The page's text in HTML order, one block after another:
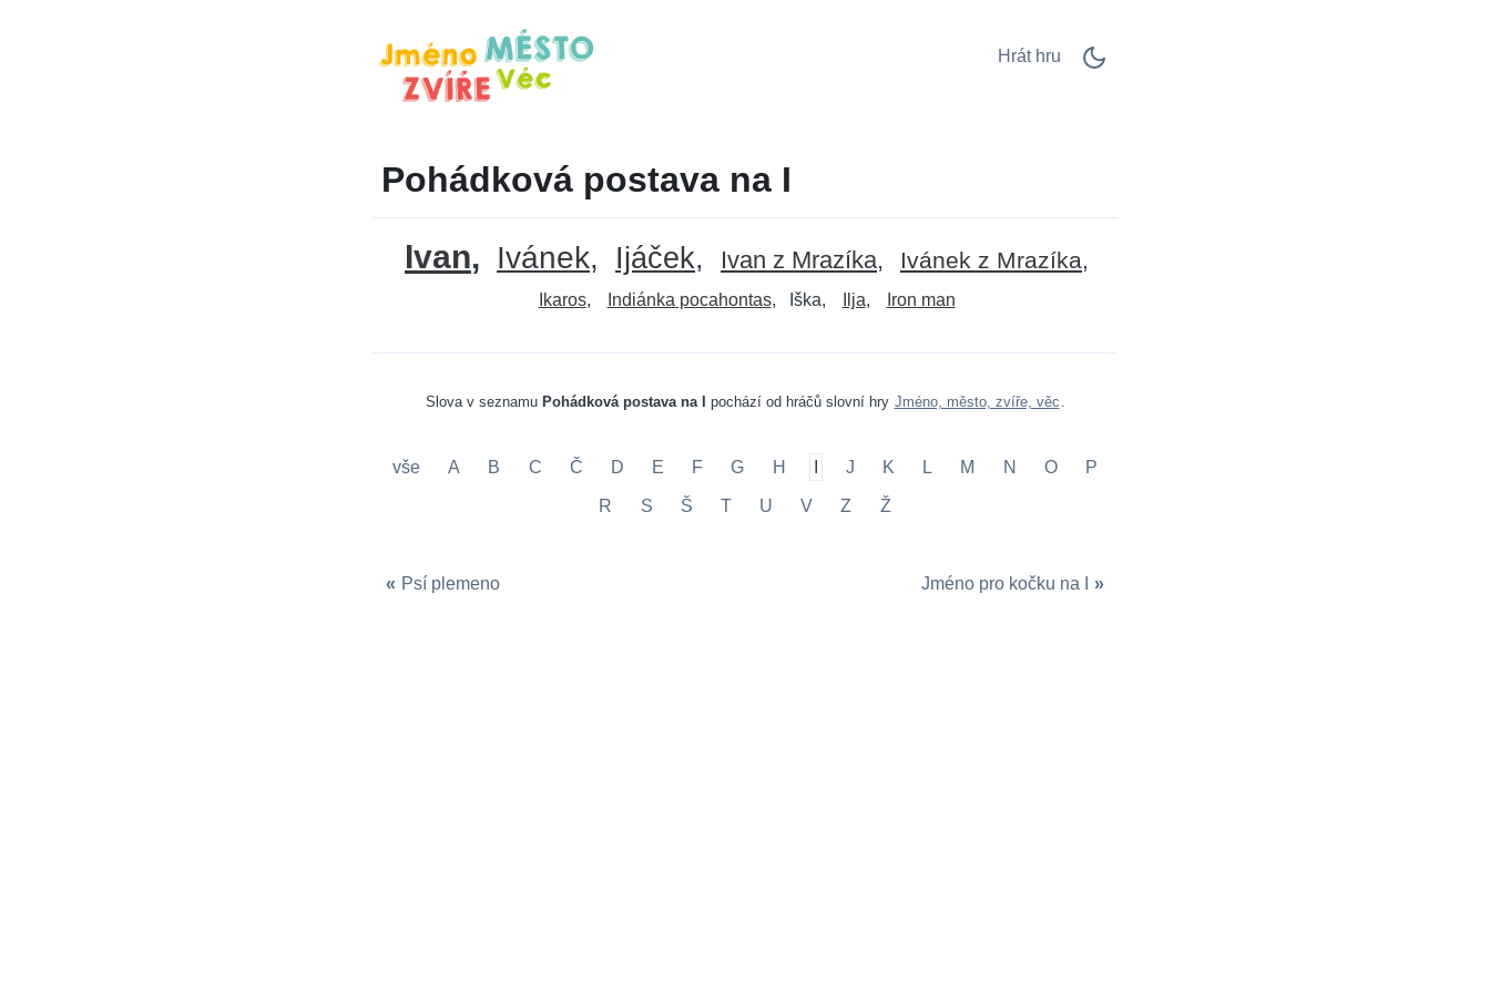
Hrát hru
Pohádková postava na I
Ivan Ivánek Ijáček Ivan z Mrazíka Ivánek z Mrazíka
Ikaros Indiánka pocahontas Iška Ilja Iron man
Slova v seznamu Pohádková postava na I pochází od hráčů slovní hry Jméno, město, zvíře, věc .
vše A B C Č D E F G H J K L M N O P
R S Š T U V Z Ž
« Psí plemeno Jméno pro kočku na I »